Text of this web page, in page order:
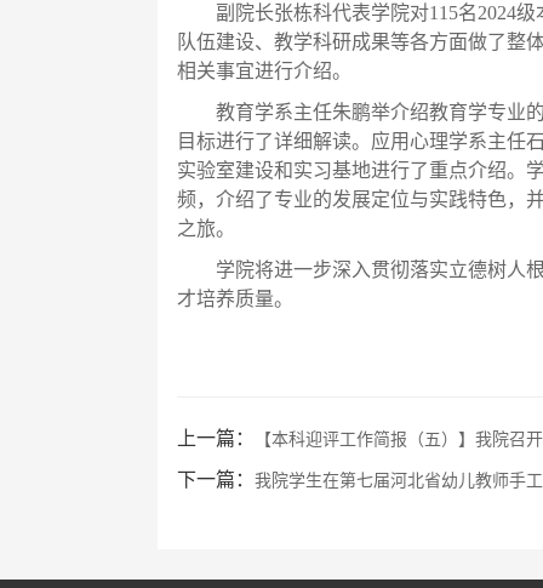
副院长张栋科代表学院对115名2024
队伍建设、教学科研成果等各方面做了整
相关事宜进行介绍。
教育学系主任朱鹏举介绍教育学专业
目标进行了详细解读。应用心理学系主任
实验室建设和实习基地进行了重点介绍。
频，介绍了专业的发展定位与实践特色，
之旅。
学院将进一步深入贯彻落实立德树人
才培养质量。
上一篇： 【本科迎评工作简报（五）】我院召
下一篇： 我院学生在第七届河北省幼儿教师手